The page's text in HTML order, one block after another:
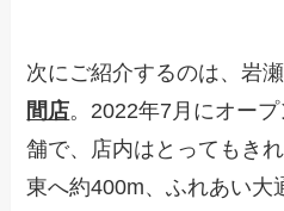
次にご紹介するのは、岩
間店。2022年7月にオー
舗で、店内はとってもき
東へ約400m、ふれあい大